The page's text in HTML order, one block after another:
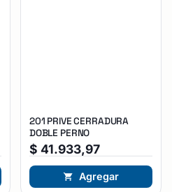
201 PRIVE CERRADURA
DOBLE PERNO
$ 41.933,97
Agregar